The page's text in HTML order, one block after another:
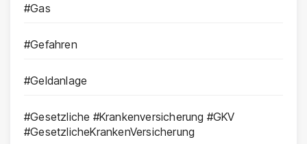
#Gas
#Gefahren
#Geldanlage
#Gesetzliche #Krankenversicherung #GKV
#GesetzlicheKrankenVersicherung